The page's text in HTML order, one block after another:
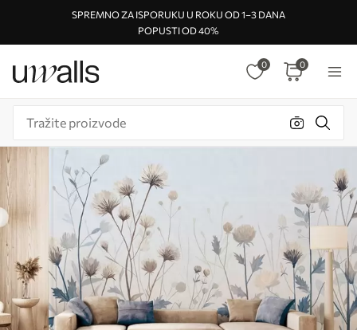
SPREMNO ZA ISPORUKU U ROKU OD 1–3 DANA
POPUSTI OD 40%
0 0